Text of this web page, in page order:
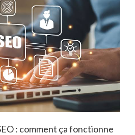
: comment ça fonctionne